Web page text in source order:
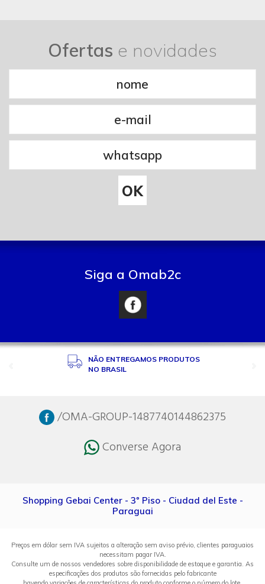
Ofertas e novidades
Siga a Omab2c
NÃO ENTREGAMOS PRODUTOS
NO BRASIL
/OMA-GROUP-1487740144862375
Converse Agora
Shopping Gebai Center - 3º Piso - Ciudad del Este -
Paraguai
Preços em dólar sem IVA sujeitos a alteração sem aviso prévio, clientes paraguaios
necessitam pagar IVA.
Consulte um de nossos vendedores sobre disponibilidade de estoque e garantia. As
especificações dos produtos são fornecidas pelo fabricante